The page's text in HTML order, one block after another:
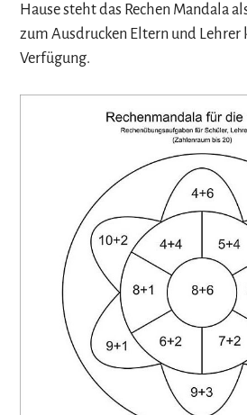
Hause steht das Rechen Mandala
zum Ausdrucken Eltern und Lehrer
Verfügung.